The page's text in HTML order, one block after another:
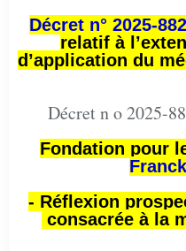
Décret n° 2025-
relatif à
d’application du
Décret n o 2025-
Fondation pour
- Réflexion
consacrée à la